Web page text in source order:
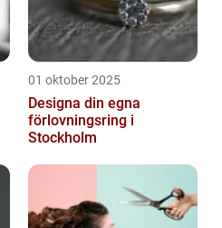
01 oktober 2025
Designa din egna
förlovningsring i
Stockholm